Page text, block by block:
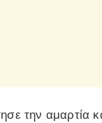
την αμαρτία